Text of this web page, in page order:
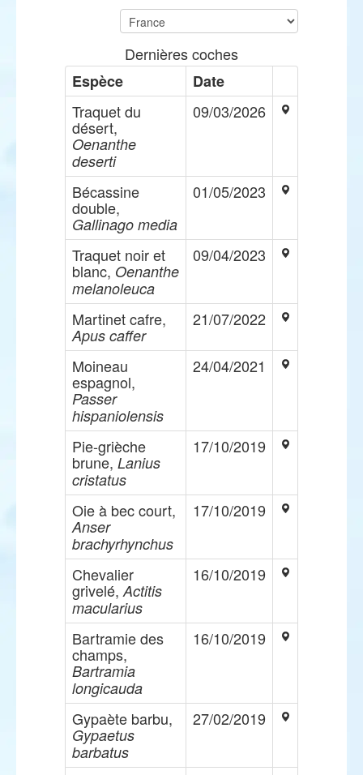
Dernières coches
Espèce
Date
Traquet du
désert,
Oenanthe
deserti
09/03/2026
Bécassine
double,
Gallinago media
01/05/2023
Traquet noir et
blanc, Oenanthe
melanoleuca
09/04/2023
Martinet cafre,
Apus caffer
21/07/2022
Moineau
espagnol,
Passer
hispaniolensis
24/04/2021
Pie-grièche
brune, Lanius
cristatus
17/10/2019
Oie à bec court,
Anser
brachyrhynchus
17/10/2019
Chevalier
grivelé, Actitis
macularius
16/10/2019
Bartramie des
champs,
Bartramia
longicauda
16/10/2019
Gypaète barbu,
Gypaetus
barbatus
27/02/2019